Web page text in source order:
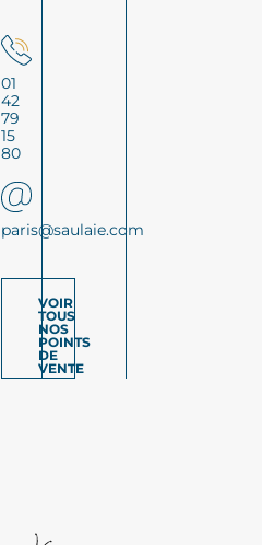
01
42
79
15
80
paris@saulaie.com
VOIR
TOUS
NOS
POINTS
DE
VENTE